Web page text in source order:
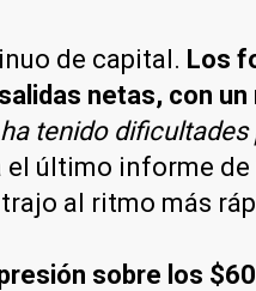
de capital. Los
netas, con
tenido
el último informe
al ritmo más
sobre los